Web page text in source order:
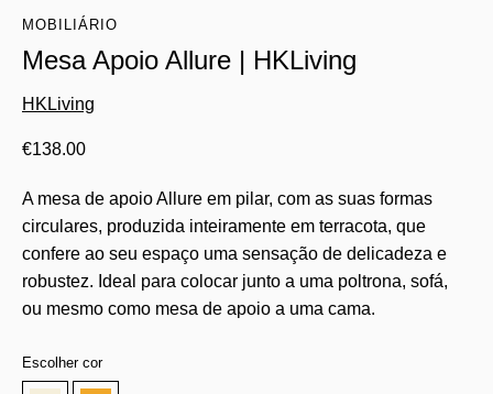
MOBILIÁRIO
Mesa Apoio Allure | HKLiving
HKLiving
€138.00
A mesa de apoio Allure em pilar, com as suas formas
circulares, produzida inteiramente em terracota, que
confere ao seu espaço uma sensação de delicadeza e
robustez. Ideal para colocar junto a uma poltrona, sofá,
ou mesmo como mesa de apoio a uma cama.
Escolher cor